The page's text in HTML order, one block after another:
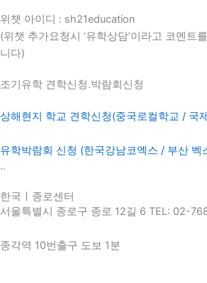
위챗 아이디 : sh21education
(위챗 추가요청시 ‘유학상담’이라고 코멘트
니다)
조기유학 견학신청.박람회신청
상해현지 학교 견학신청(중국로컬학교 / 국
유학박람회 신청 (한국강남코엑스 / 부산 벡
..
한국ㅣ종로센터
서울특별시 종로구 종로 12길 6 TEL: 02-
종각역 10번출구 도보 1분